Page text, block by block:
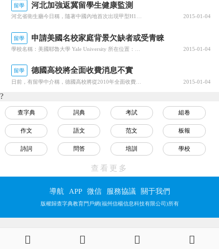
留學 河北加強返冀留學生健康監測
2015-01-04
留學 申請美國名校家庭背景欠缺者或受青睞
2015-01-04
留學 德國高校將全面收費消息不實
日前，有留學中介稱，德國高校將從2010年全面收費，因此，想要留學德國的學生要抓緊時間申請。對此，德意志學術交流中心給予堅決的否認：“我們不知道這個消息是從哪里來的，我們沒有從任何德國官方得到這樣的信息，這個信息是完全不對的。”德意志學術交流中心解釋說，德國大學的收費不是由國家統一制定的，是各個聯邦... 2015-01-04
?
查字典 詞典 考試 組卷
作文 語文 范文 板報
詩詞 問答 培訓 學校
地理 政治 幼兒
查看更多
導航 APP 微信 服務協議 關于我們
版權歸查字典教育門戶網(福州信楊信息科技有限公司)所有